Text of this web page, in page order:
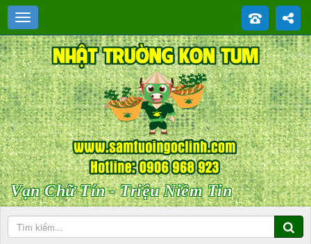
Vạn Chữ Tín - Triệu Niềm Tin